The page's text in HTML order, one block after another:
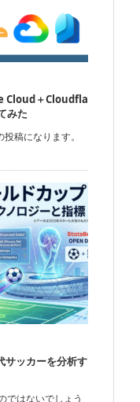
Cloud＋Cloudfla
みた
稿になります。
サッカーを分析す
ではないでしょう